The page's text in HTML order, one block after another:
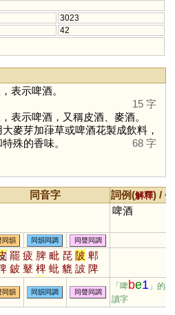
3023
42
表示啤酒。
15 字
表示啤酒，又稱皮酒、麥酒。
麥芽加葎草或啤酒花製成飲料，
殊的香味。
68 字
同音字 詞例(解釋) /
啤酒
同韻 同韻同調 同聲同調
罷 疲 脾 毗 琵 陂 郫
鈹 鼙 椑 蚍 貔 詖 陴
崥 毞 埤 紕 枇 猈 蚽
螷 蠯
同韻 同韻同調 同聲同調
「啤be1 」的異
讀字